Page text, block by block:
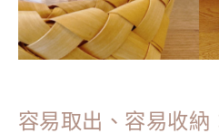
容易取出、容易收納